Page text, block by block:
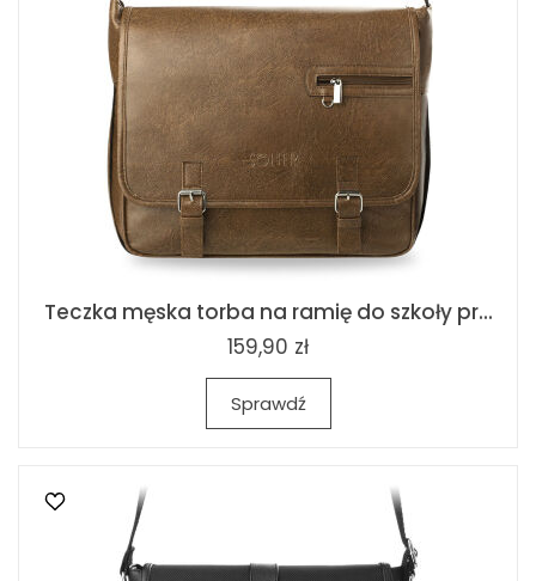
Teczka męska torba na ramię do szkoły pr...
159,90 zł
Sprawdź